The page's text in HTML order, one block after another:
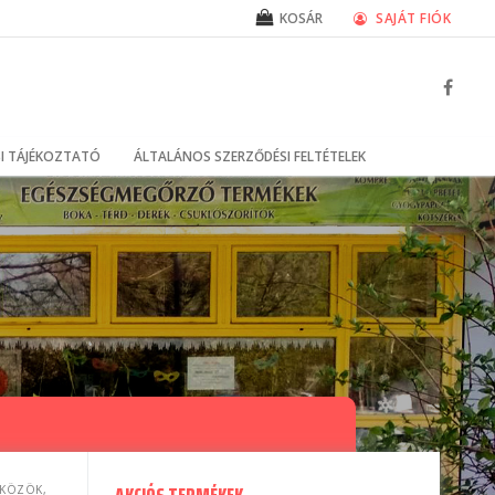
KOSÁR SAJÁT FIÓK
TÁJÉKOZTATÓ ÁLTALÁNOS SZERZŐDÉSI FELTÉTELEK